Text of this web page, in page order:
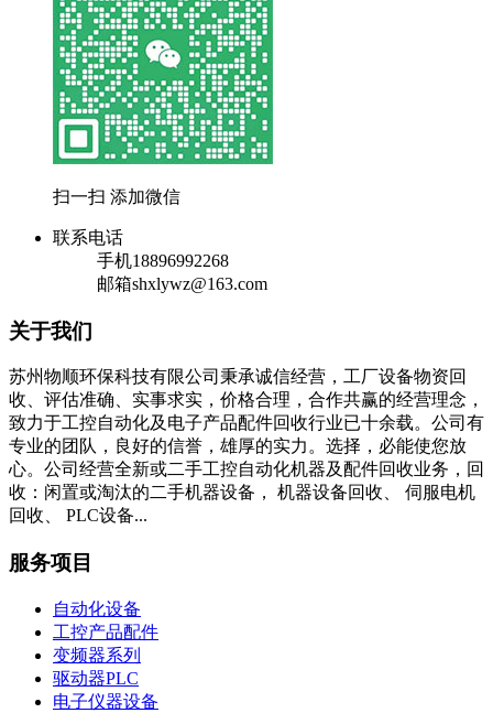
扫一扫 添加微信
联系电话
手机18896992268
邮箱shxlywz@163.com
关于我们
苏州物顺环保科技有限公司秉承诚信经营，工厂设备物资回
收、评估准确、实事求实，价格合理，合作共赢的经营理念，
致力于工控自动化及电子产品配件回收行业已十余载。公司有
专业的团队，良好的信誉，雄厚的实力。选择，必能使您放
心。公司经营全新或二手工控自动化机器及配件回收业务，回
收：闲置或淘汰的二手机器设备， 机器设备回收、 伺服电机
回收、 PLC设备...
服务项目
自动化设备
工控产品配件
变频器系列
驱动器PLC
电子仪器设备